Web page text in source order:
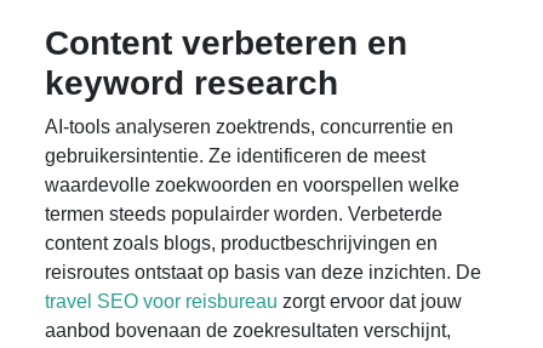
Content verbeteren en
keyword research
AI-tools analyseren zoektrends, concurrentie en
gebruikersintentie. Ze identificeren de meest
waardevolle zoekwoorden en voorspellen welke
termen steeds populairder worden. Verbeterde
content zoals blogs, productbeschrijvingen en
reisroutes ontstaat op basis van deze inzichten. De
travel SEO voor reisbureau zorgt ervoor dat jouw
aanbod bovenaan de zoekresultaten verschijnt,